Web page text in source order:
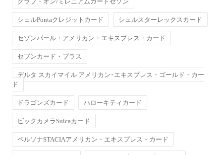
シェルPontaクレジットカード シェルスターレックスカード
セゾンパール・アメリカン・エキスプレス・カード
セブンカード・プラス
デルタ スカイマイル アメリカン･エキスプレス・ゴールド・カー
ド
ドラゴンズカード ハローキティカード
ビックカメラSuicaカード
ペルソナSTACIAアメリカン・エキスプレス・カード